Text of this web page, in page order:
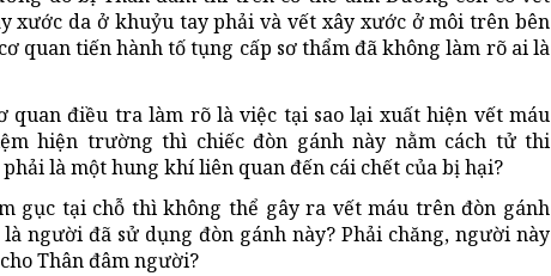
xước da ở khuỷu tay phải và vết xây xước ở môi trên bên
quan tiến hành tố tụng cấp sơ thẩm đã không làm rõ ai là
quan điều tra làm rõ là việc tại sao lại xuất hiện vết máu
hiện trường thì chiếc đòn gánh này nằm cách tử thi
là một hung khí liên quan đến cái chết của bị hại?
gục tại chỗ thì không thể gây ra vết máu trên đòn gánh
người đã sử dụng đòn gánh này? Phải chăng, người này
Thân đâm người?